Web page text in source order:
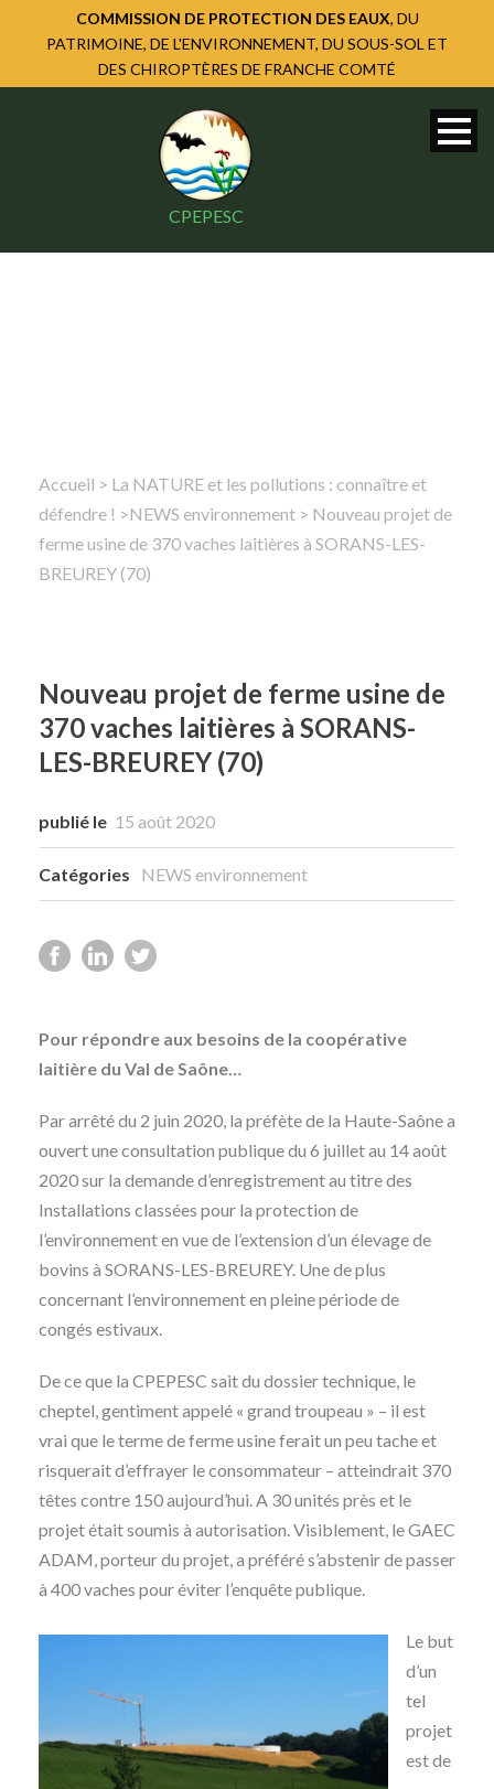
COMMISSION DE PROTECTION DES EAUX, DU
PATRIMOINE, DE L'ENVIRONNEMENT, DU SOUS-SOL ET
DES CHIROPTÈRES DE FRANCHE COMTÉ
CPEPESC
Rechercher
Accueil > La NATURE et les pollutions : connaître et
défendre ! >NEWS environnement > Nouveau projet de
ferme usine de 370 vaches laitières à SORANS-LES-
BREUREY (70)
Nouveau projet de ferme usine de
370 vaches laitières à SORANS-
LES-BREUREY (70)
publié le 15 août 2020
Catégories NEWS environnement
Pour répondre aux besoins de la coopérative
laitière du Val de Saône…
Par arrêté du 2 juin 2020, la préfète de la Haute-Saône a
ouvert une consultation publique du 6 juillet au 14 août
2020 sur la demande d’enregistrement au titre des
Installations classées pour la protection de
l’environnement en vue de l’extension d’un élevage de
bovins à SORANS-LES-BREUREY. Une de plus
concernant l’environnement en pleine période de
congés estivaux.
De ce que la CPEPESC sait du dossier technique, le
cheptel, gentiment appelé « grand troupeau » – il est
vrai que le terme de ferme usine ferait un peu tache et
risquerait d’effrayer le consommateur – atteindrait 370
têtes contre 150 aujourd’hui. A 30 unités près et le
projet était soumis à autorisation. Visiblement, le GAEC
ADAM, porteur du projet, a préféré s’abstenir de passer
à 400 vaches pour éviter l’enquête publique.
Le but
d’un
tel
projet
est de